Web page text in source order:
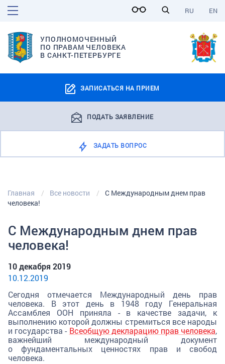
EN
RU
УПОЛНОМОЧЕННЫЙ
ПО ПРАВАМ ЧЕЛОВЕКА
В САНКТ-ПЕТЕРБУРГЕ
ЗАПИСАТЬСЯ НА ПРИЕМ
ПОДАТЬ ЗАЯВЛЕНИЕ
ЗАДАТЬ ВОПРОС
Главная Все новости
С Международным днем прав
человека!
С Международным днем прав
человека!
10 декабря 2019
10.12.2019
Сегодня отмечается Международный день прав
человека. В этот день в 1948 году Генеральная
Ассамблея ООН приняла - в качестве задачи, к
выполнению которой должны стремиться все народы
и государства - Всеобщую декларацию прав человека,
важнейший международный документ
о фундаментальных ценностях прав и свобод
человека.